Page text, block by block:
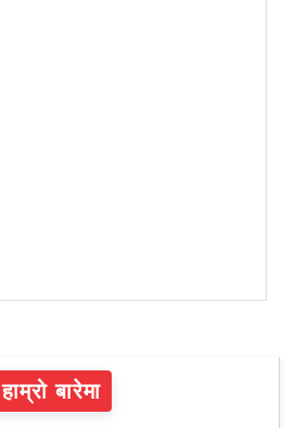
हाम्रो बारेमा